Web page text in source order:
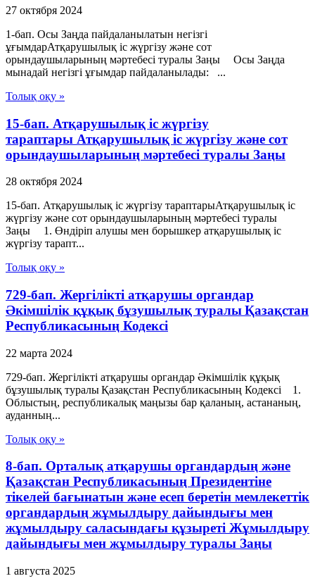
27 октября 2024
1-бап. Осы Заңда пайдаланылатын негізгі
ұғымдарАтқарушылық iс жүргiзу және сот
орындаушыларының мәртебесi туралы Заңы Осы Заңда
мынадай негізгі ұғымдар пайдаланылады: ...
Толық оқу »
15-бап. Атқарушылық iс жүргiзу
тараптары Атқарушылық iс жүргiзу және сот
орындаушыларының мәртебесi туралы Заңы
28 октября 2024
15-бап. Атқарушылық iс жүргiзу тараптарыАтқарушылық iс
жүргiзу және сот орындаушыларының мәртебесi туралы
Заңы 1. Өндiрiп алушы мен борышкер атқарушылық iс
жүргiзу тарапт...
Толық оқу »
729-бап. Жергілікті атқарушы органдар
Әкімшілік құқық бұзушылық туралы Қазақстан
Республикасының Кодексі
22 марта 2024
729-бап. Жергілікті атқарушы органдар Әкімшілік құқық
бұзушылық туралы Қазақстан Республикасының Кодексі 1.
Облыстың, республикалық маңызы бар қаланың, астананың,
ауданның...
Толық оқу »
8-бап. Орталық атқарушы органдардың және
Қазақстан Республикасының Президентіне
тікелей бағынатын және есеп беретін мемлекеттік
органдардың жұмылдыру дайындығы мен
жұмылдыру саласындағы құзыреті Жұмылдыру
дайындығы мен жұмылдыру туралы Заңы
1 августа 2025